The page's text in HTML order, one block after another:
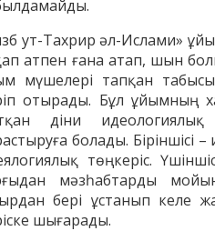
ут-Тахрир әл-Ислами»
атпен ғана атап, шын
мүшелері тапқан
отырады. Бұл ұйымның
діни
болады. Біріншісі –
төңкеріс.
мәзһабтарды
бері ұстанып келе
шығарады.
АҚИДА ДӘРІСТЕРІ
Шынболат Үмбетов
""Ақтөбе қалалық орталық" мешітінің
наиб имамы
ТІКЕЛЕЙ ЭФИРДЕ
Аптаның сенбі күндері сағат
21:00 (Ақтөбе уақытымен)
Біздің nur_gasyr Instagram
парақшамызда